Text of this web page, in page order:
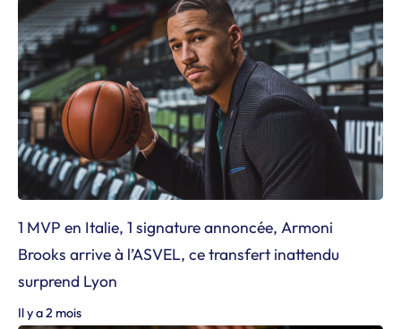
1 MVP en Italie, 1 signature annoncée, Armoni
Brooks arrive à l’ASVEL, ce transfert inattendu
surprend Lyon
Il y a 2 mois